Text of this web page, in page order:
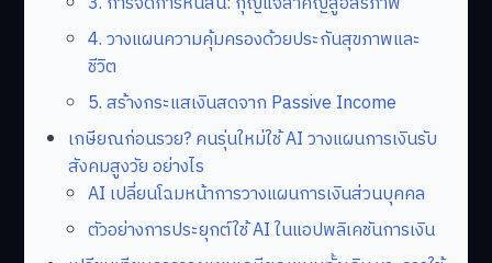
4. วางแผนความคุ้มครองด้วยประกันสุขภาพและ
ชีวิต
5. สร้างกระแสเงินสดจาก Passive Income
เกษียณก่อนรวย? คนรุ่นใหม่ใช้ AI วางแผนการเงินรับ
สังคมสูงวัย อย่างไร
AI เปลี่ยนโฉมหน้าการวางแผนการเงินส่วนบุคคล
ตัวอย่างการประยุกต์ใช้ AI ในแอปพลิเคชันการเงิน